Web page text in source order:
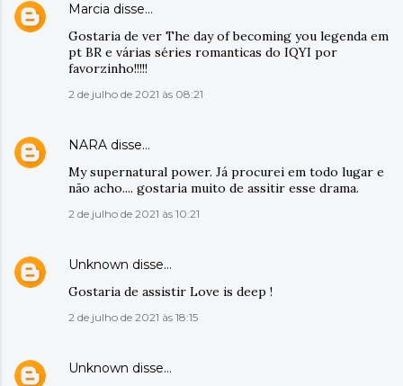
Marcia disse…
Gostaria de ver The day of becoming you legenda em
pt BR e várias séries romanticas do IQYI por
favorzinho!!!!!
2 de julho de 2021 às 08:21
NARA disse…
My supernatural power. Já procurei em todo lugar e
não acho.... gostaria muito de assitir esse drama.
2 de julho de 2021 às 10:21
Unknown disse…
Gostaria de assistir Love is deep !
2 de julho de 2021 às 18:15
Unknown disse…